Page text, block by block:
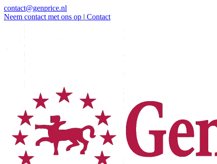
contact@genprice.nl
Neem contact met ons op | Contact